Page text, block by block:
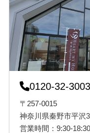
0120-32-3003
〒257-0015
神奈川県秦野市平沢
営業時間：9:30-